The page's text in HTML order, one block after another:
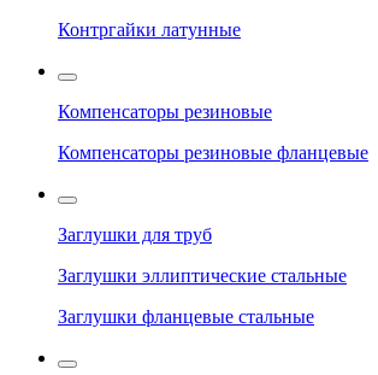
Контргайки латунные
Компенсаторы резиновые
Компенсаторы резиновые фланцевые
Заглушки для труб
Заглушки эллиптические стальные
Заглушки фланцевые стальные